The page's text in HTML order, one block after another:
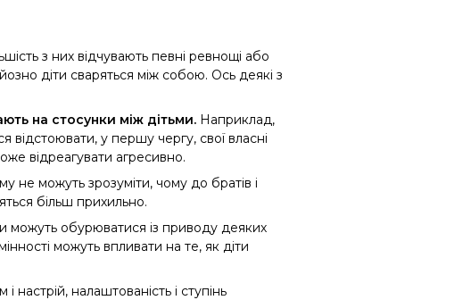
з них відчувають певні ревнощі або
діти сваряться між собою. Ось деякі з
на стосунки між дітьми. Наприклад,
відстоювати, у першу чергу, свої власні
відреагувати агресивно.
не можуть зрозуміти, чому до братів і
більш прихильно.
можуть обурюватися із приводу деяких
можуть впливати на те, як діти
налаштованість і ступінь